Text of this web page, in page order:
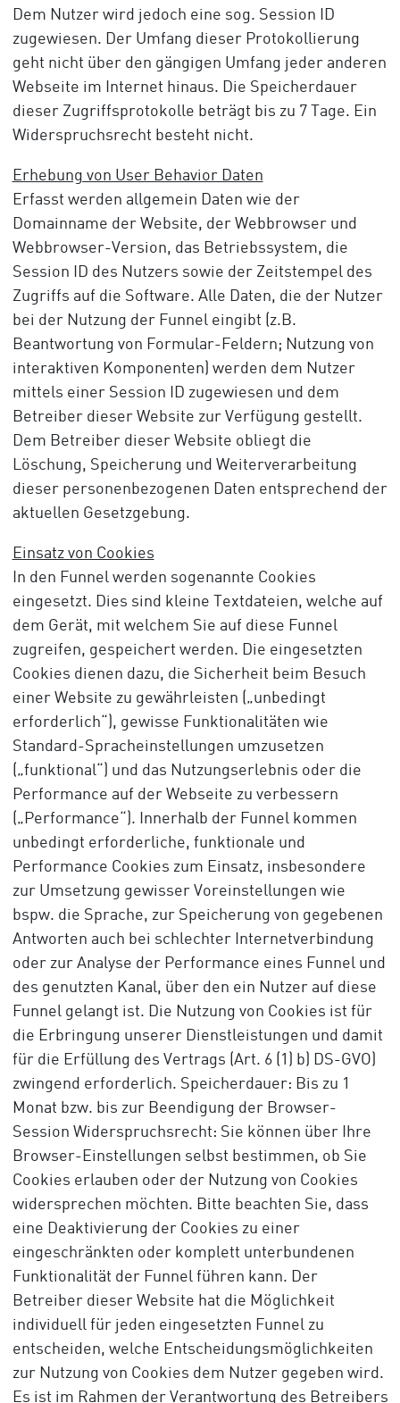
Dem Nutzer wird jedoch eine sog. Session ID
zugewiesen. Der Umfang dieser Protokollierung
geht nicht über den gängigen Umfang jeder anderen
Webseite im Internet hinaus. Die Speicherdauer
dieser Zugriffsprotokolle beträgt bis zu 7 Tage. Ein
Widerspruchsrecht besteht nicht.
Erhebung von User Behavior Daten
Erfasst werden allgemein Daten wie der
Domainname der Website, der Webbrowser und
Webbrowser-Version, das Betriebssystem, die
Session ID des Nutzers sowie der Zeitstempel des
Zugriffs auf die Software. Alle Daten, die der Nutzer
bei der Nutzung der Funnel eingibt (z.B.
Beantwortung von Formular-Feldern; Nutzung von
interaktiven Komponenten) werden dem Nutzer
mittels einer Session ID zugewiesen und dem
Betreiber dieser Website zur Verfügung gestellt.
Dem Betreiber dieser Website obliegt die
Löschung, Speicherung und Weiterverarbeitung
dieser personenbezogenen Daten entsprechend der
aktuellen Gesetzgebung.
Einsatz von Cookies
In den Funnel werden sogenannte Cookies
eingesetzt. Dies sind kleine Textdateien, welche auf
dem Gerät, mit welchem Sie auf diese Funnel
zugreifen, gespeichert werden. Die eingesetzten
Cookies dienen dazu, die Sicherheit beim Besuch
einer Website zu gewährleisten („unbedingt
erforderlich“), gewisse Funktionalitäten wie
Standard-Spracheinstellungen umzusetzen
(„funktional“) und das Nutzungserlebnis oder die
Performance auf der Webseite zu verbessern
(„Performance“). Innerhalb der Funnel kommen
unbedingt erforderliche, funktionale und
Performance Cookies zum Einsatz, insbesondere
zur Umsetzung gewisser Voreinstellungen wie
bspw. die Sprache, zur Speicherung von gegebenen
Antworten auch bei schlechter Internetverbindung
oder zur Analyse der Performance eines Funnel und
des genutzten Kanal, über den ein Nutzer auf diese
Funnel gelangt ist. Die Nutzung von Cookies ist für
die Erbringung unserer Dienstleistungen und damit
für die Erfüllung des Vertrags (Art. 6 (1) b) DS-GVO)
zwingend erforderlich. Speicherdauer: Bis zu 1
Monat bzw. bis zur Beendigung der Browser-
Session Widerspruchsrecht: Sie können über Ihre
Browser-Einstellungen selbst bestimmen, ob Sie
Cookies erlauben oder der Nutzung von Cookies
widersprechen möchten. Bitte beachten Sie, dass
eine Deaktivierung der Cookies zu einer
eingeschränkten oder komplett unterbundenen
Funktionalität der Funnel führen kann. Der
Betreiber dieser Website hat die Möglichkeit
individuell für jeden eingesetzten Funnel zu
entscheiden, welche Entscheidungsmöglichkeiten
zur Nutzung von Cookies dem Nutzer gegeben wird.
Es ist im Rahmen der Verantwortung des Betreibers